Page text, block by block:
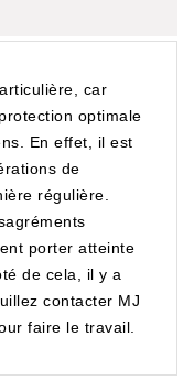
car
optimale
En effet, il est
de
régulière.
porter atteinte
de cela, il y a
contacter MJ
faire le travail.